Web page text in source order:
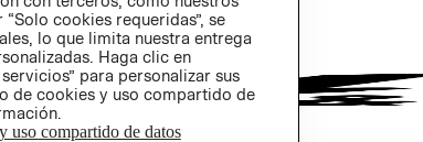
cookies requeridas”, se
lo que limita nuestra entrega
Haga clic en
para personalizar sus
de cookies y uso compartido de
uso compartido de datos